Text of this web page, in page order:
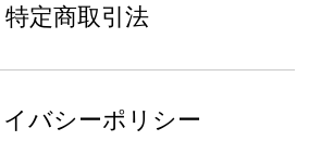
特定商取引法
バシーポリシー